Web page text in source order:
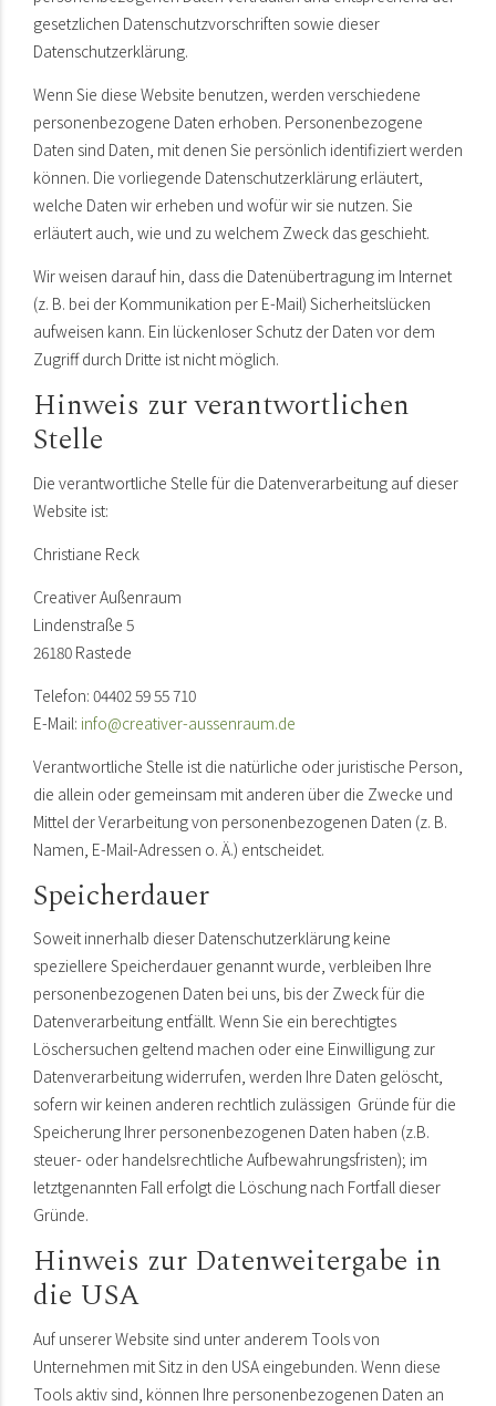
gesetzlichen Datenschutzvorschriften sowie dieser
Datenschutzerklärung.
Wenn Sie diese Website benutzen, werden verschiedene
personenbezogene Daten erhoben. Personenbezogene
Daten sind Daten, mit denen Sie persönlich identifiziert werden
können. Die vorliegende Datenschutzerklärung erläutert,
welche Daten wir erheben und wofür wir sie nutzen. Sie
erläutert auch, wie und zu welchem Zweck das geschieht.
Wir weisen darauf hin, dass die Datenübertragung im Internet
(z. B. bei der Kommunikation per E-Mail) Sicherheitslücken
aufweisen kann. Ein lückenloser Schutz der Daten vor dem
Zugriff durch Dritte ist nicht möglich.
Hinweis zur verantwortlichen
Stelle
Die verantwortliche Stelle für die Datenverarbeitung auf dieser
Website ist:
Christiane Reck
Creativer Außenraum
Lindenstraße 5
26180 Rastede
Telefon: 04402 59 55 710
E-Mail: info@creativer-aussenraum.de
Verantwortliche Stelle ist die natürliche oder juristische Person,
die allein oder gemeinsam mit anderen über die Zwecke und
Mittel der Verarbeitung von personenbezogenen Daten (z. B.
Namen, E-Mail-Adressen o. Ä.) entscheidet.
Speicherdauer
Soweit innerhalb dieser Datenschutzerklärung keine
speziellere Speicherdauer genannt wurde, verbleiben Ihre
personenbezogenen Daten bei uns, bis der Zweck für die
Datenverarbeitung entfällt. Wenn Sie ein berechtigtes
Löschersuchen geltend machen oder eine Einwilligung zur
Datenverarbeitung widerrufen, werden Ihre Daten gelöscht,
sofern wir keinen anderen rechtlich zulässigen Gründe für die
Speicherung Ihrer personenbezogenen Daten haben (z.B.
steuer- oder handelsrechtliche Aufbewahrungsfristen); im
letztgenannten Fall erfolgt die Löschung nach Fortfall dieser
Gründe.
Hinweis zur Datenweitergabe in
die USA
Auf unserer Website sind unter anderem Tools von
Unternehmen mit Sitz in den USA eingebunden. Wenn diese
Tools aktiv sind, können Ihre personenbezogenen Daten an